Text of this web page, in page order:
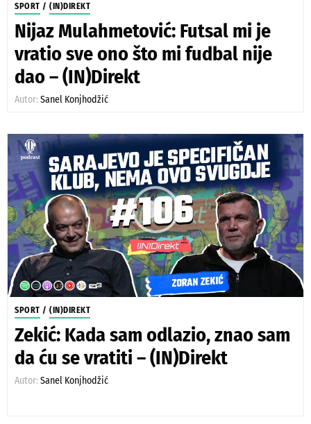
SPORT / (IN)DIREKT
Nijaz Mulahmetović: Futsal mi je
vratio sve ono što mi fudbal nije
dao – (IN)Direkt
Autor: Sanel Konjhodžić
SPORT / (IN)DIREKT
Zekić: Kada sam odlazio, znao sam
da ću se vratiti – (IN)Direkt
Autor: Sanel Konjhodžić